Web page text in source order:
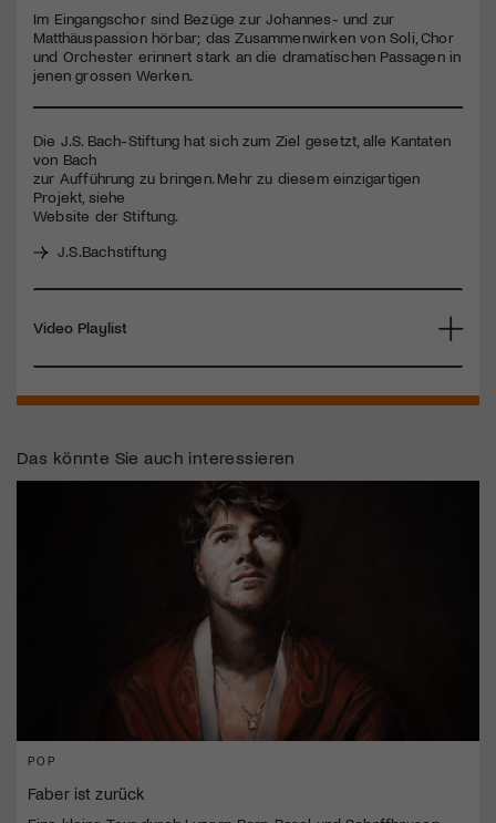
seconds
Im Eingangschor sind Bezüge zur Johannes- und zur
Matthäuspassion hörbar; das Zusammenwirken von Soli, Chor
und Orchester erinnert stark an die dramatischen Passagen in
jenen grossen Werken.
Die J.S. Bach-Stiftung hat sich zum Ziel gesetzt, alle Kantaten
von Bach
zur Aufführung zu bringen. Mehr zu diesem einzigartigen
Projekt, siehe
Website der Stiftung.
J.S.Bachstiftung
Video Playlist
Das könnte Sie auch interessieren
POP
Faber ist zurück
Jetzt Mitglied werden